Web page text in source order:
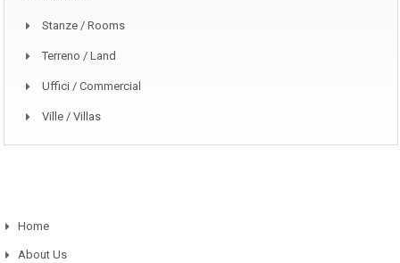
Stanze / Rooms
Terreno / Land
Uffici / Commercial
Ville / Villas
Home
About Us